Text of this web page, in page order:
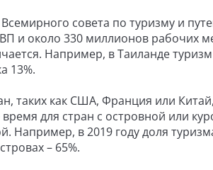
совета по туризму и
и около 330 миллионов рабочих
Например, в Таиланде
13%.
таких как США, Франция или
для стран с островной или
Например, в 2019 году доля
– 65%.